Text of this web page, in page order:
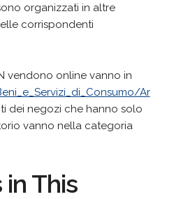
organizzati in altre
corrispondenti
vendono online vanno in
Ar
dei negozi che hanno solo
vanno nella categoria
in This